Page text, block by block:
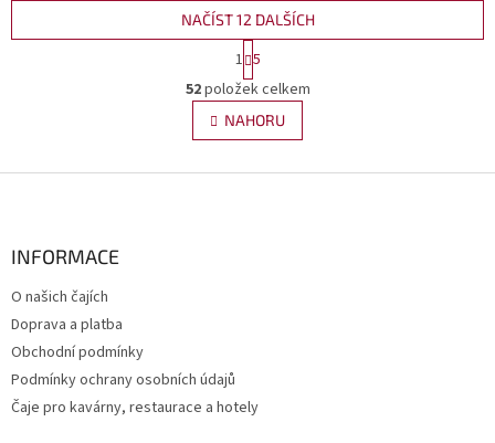
O
v
l
á
i
NAČÍST 12 DALŠÍCH
S
t
r
á
n
k
v
1 5
52položek celkem
NAHORU
INFORMACE
O našich čajích
Doprava a platba
Obchodní podmínky
Podmínky ochrany osobních údajů
Čaje pro kavárny, restaurace a hotely